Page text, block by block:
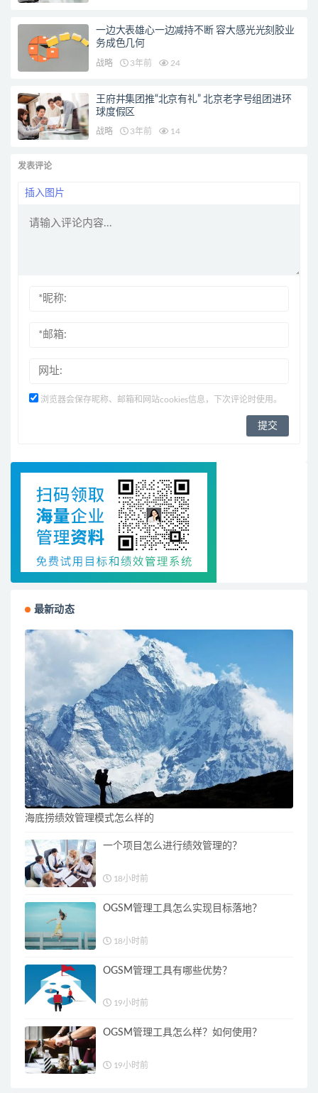
一边大表雄心一边减持不断 容大感光光刻胶业
务成色几何
战略 3年前 24
王府井集团推“北京有礼” 北京老字号组团进环
球度假区
战略 3年前 14
发表评论
插入图片
浏览器会保存昵称、邮箱和网站cookies信息，下次评论时使用。
最新动态
海底捞绩效管理模式怎么样的
一个项目怎么进行绩效管理的？
18小时前
OGSM管理工具怎么实现目标落地？
18小时前
OGSM管理工具有哪些优势？
19小时前
OGSM管理工具怎么样？如何使用？
19小时前